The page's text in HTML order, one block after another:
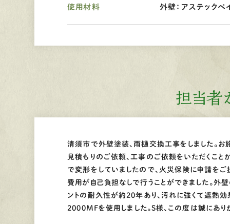
使用材料 外壁：アステック
担当者
清須市で外壁塗装、雨樋交換工事をしました。
見積もりのご依頼、工事のご依頼をいただくこと
で変形をしていましたので、火災保険に申請を
費用が自己負担なしで行うことができました。外
ントの耐久性が約20年あり、汚れに強くて遮熱
2000MFを使用しました。S様、この度は誠にあり